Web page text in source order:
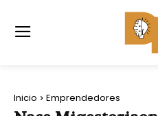
Inicio Emprendedores